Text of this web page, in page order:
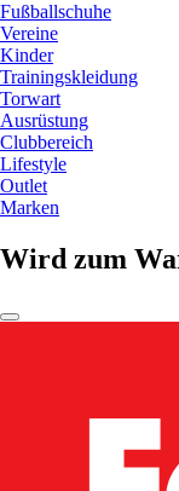
Fußballschuhe
Vereine
Kinder
Trainingskleidung
Torwart
Ausrüstung
Clubbereich
Lifestyle
Outlet
Marken
Wird zum